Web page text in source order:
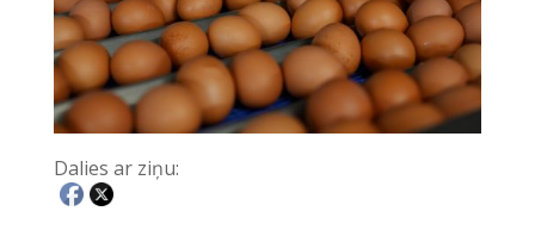
Dalies ar ziņu: